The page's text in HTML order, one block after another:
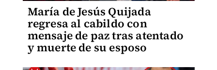
María de Jesús Quijada
regresa al cabildo con
mensaje de paz tras atentado
y muerte de su esposo